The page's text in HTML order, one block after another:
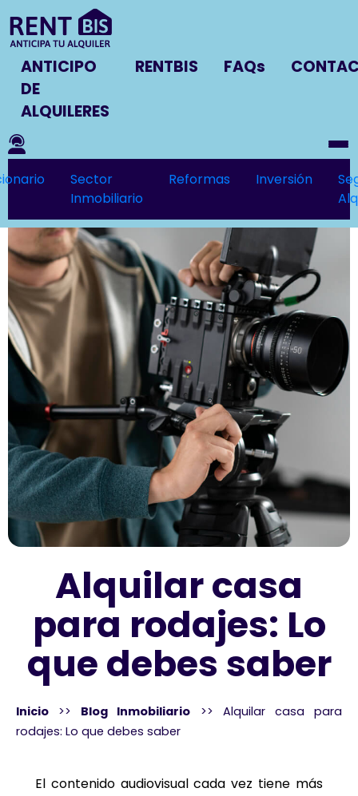
ANTICIPO
DE
ALQUILERES
RENTBIS FAQs
Sector
Inmobiliario
Reformas Inversión
Alquilar casa
para rodajes: Lo
que debes saber
Inicio >> Blog Inmobiliario >> Alquilar casa para
rodajes: Lo que debes saber
El contenido audiovisual cada vez tiene más